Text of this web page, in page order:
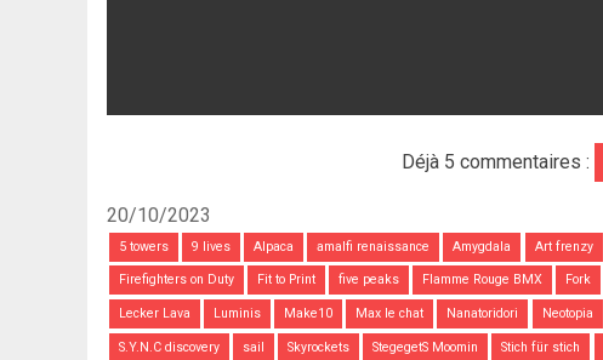
Déjà 5 commentaires :
20/10/2023
5 towers 9 lives Alpaca amalfi renaissance Amygdala Art frenzy
Firefighters on Duty Fit to Print five peaks Flamme Rouge BMX Fork
Lecker Lava Luminis Make10 Max le chat Nanatoridori Neotopia
S.Y.N.C discovery sail Skyrockets StegegetS Moomin Stich für stich